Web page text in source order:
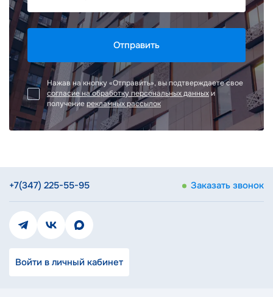
Отправить
Нажав на кнопку «Отправить», вы подтверждаете свое
согласие на обработку персональных данныхи
получениерекламных рассылок
+7(347) 225-55-95 Заказать звонок
Войти в личный кабинет